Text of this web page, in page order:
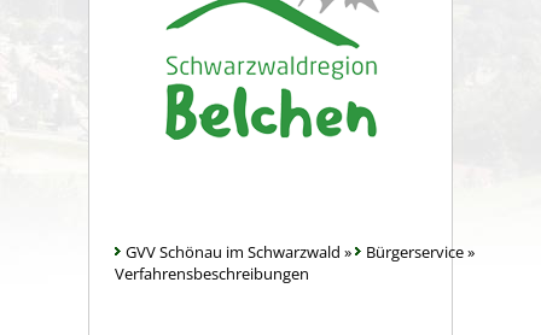
GVV Schönau im Schwarzwald » Bürgerservice»
Verfahrensbeschreibungen